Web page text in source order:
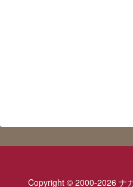
Copyright © 2000-2026 ナ